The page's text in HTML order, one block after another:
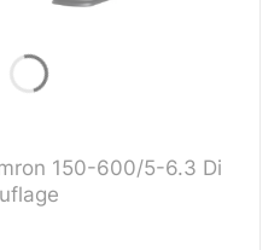
150-600/5-6.3 Di